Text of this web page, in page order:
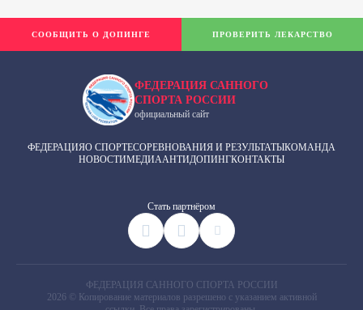
ФЕДЕРАЦИЯ САННОГО
СПОРТА РОССИИ
официальный сайт
ФЕДЕРАЦИЯО СПОРТЕСОРЕВНОВАНИЯ И РЕЗУЛЬТАТЫКОМАНДА
НОВОСТИМЕДИААНТИДОПИНГКОНТАКТЫ
Cтать партнёром
СООБЩИТЬ О ДОПИНГЕ ПРОВЕРИТЬ ЛЕКАРСТВО
ФЕДЕРАЦИЯ САННОГО СПОРТА РОССИИ
2026 © Копирование материалов разрешено с указанием активной